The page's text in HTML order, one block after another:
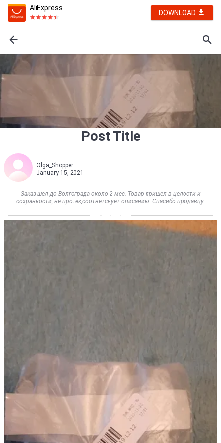
AliExpress
DOWNLOAD
Post Title
Olga_Shopper
January 15, 2021
Заказ шел до Волгограда около 2 мес. Товар пришел в целости и
сохранности, не протек,соответсвует описанию. Спасибо продавцу.